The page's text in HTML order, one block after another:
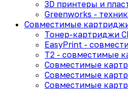
3D принтеры и
Greenworks -
Совместимые
Тонер-картриджи
EasyPrint -
T2 - совместимые
Совместимые
Совместимые
Совместимые